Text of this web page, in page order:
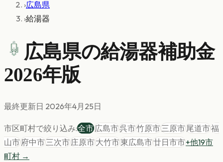
›広島県
›給湯器
広島県の給湯器補助金
2026年版
最終更新日 2026年4月25日
市区町村で絞り込み:全市広島市呉市竹原市三原市尾道市福
山市府中市三次市庄原市大竹市東広島市廿日市市+他19市
町村 →